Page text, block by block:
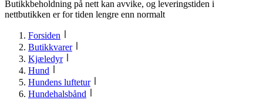
Butikkbeholdning på nett kan avvike, og leveringstiden i
nettbutikken er for tiden lengre enn normalt
Forsiden
Butikkvarer
Kjæledyr
Hund
Hundens luftetur
Hundehalsbånd